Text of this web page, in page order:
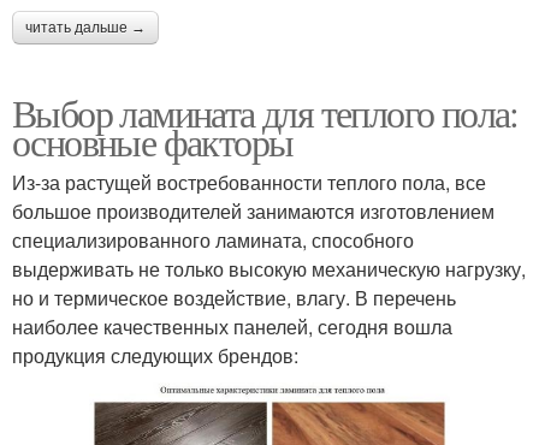
читать дальше →
Выбор ламината для теплого пола:
основные факторы
Из-за растущей востребованности теплого пола, все
большое производителей занимаются изготовлением
специализированного ламината, способного
выдерживать не только высокую механическую нагрузку,
но и термическое воздействие, влагу. В перечень
наиболее качественных панелей, сегодня вошла
продукция следующих брендов: